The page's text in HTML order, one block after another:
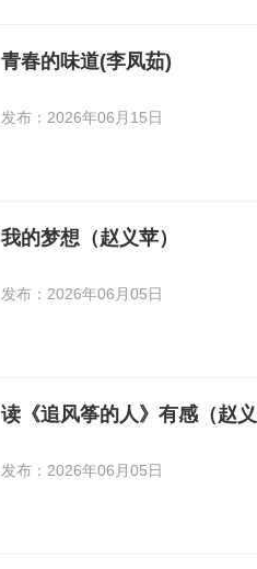
青春的味道(李凤茹)
发布：2026年06月15日
我的梦想（赵义苹）
发布：2026年06月05日
读《追风筝的人》有感（赵
发布：2026年06月05日